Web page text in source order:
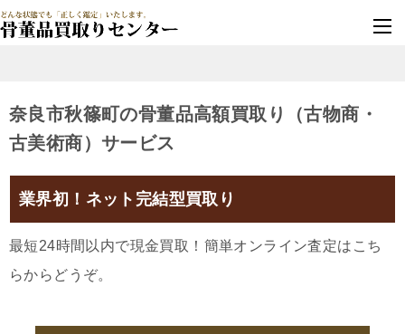
奈良市秋篠町の骨董品高額買取り（古物商・
古美術商）サービス
業界初！ネット完結型買取り
最短24時間以内で現金買取！簡単オンライン査定はこち
らからどうぞ。